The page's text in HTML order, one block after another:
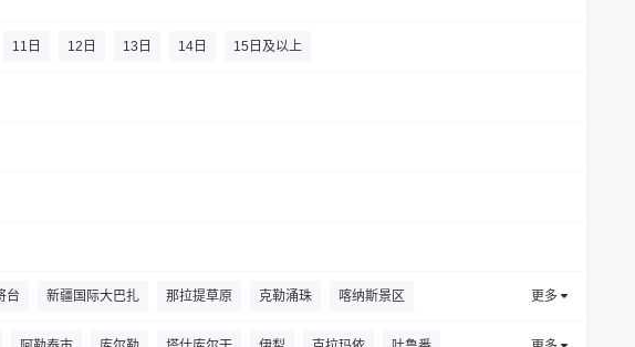
11日 12日 13日 14日 15日及以上
更多
台 新疆国际大巴扎 那拉提草原 克勒涌珠 喀纳斯景区
盘龙古道 慕士塔格峰-喀拉库勒湖景区 白沙山-白沙湖景区